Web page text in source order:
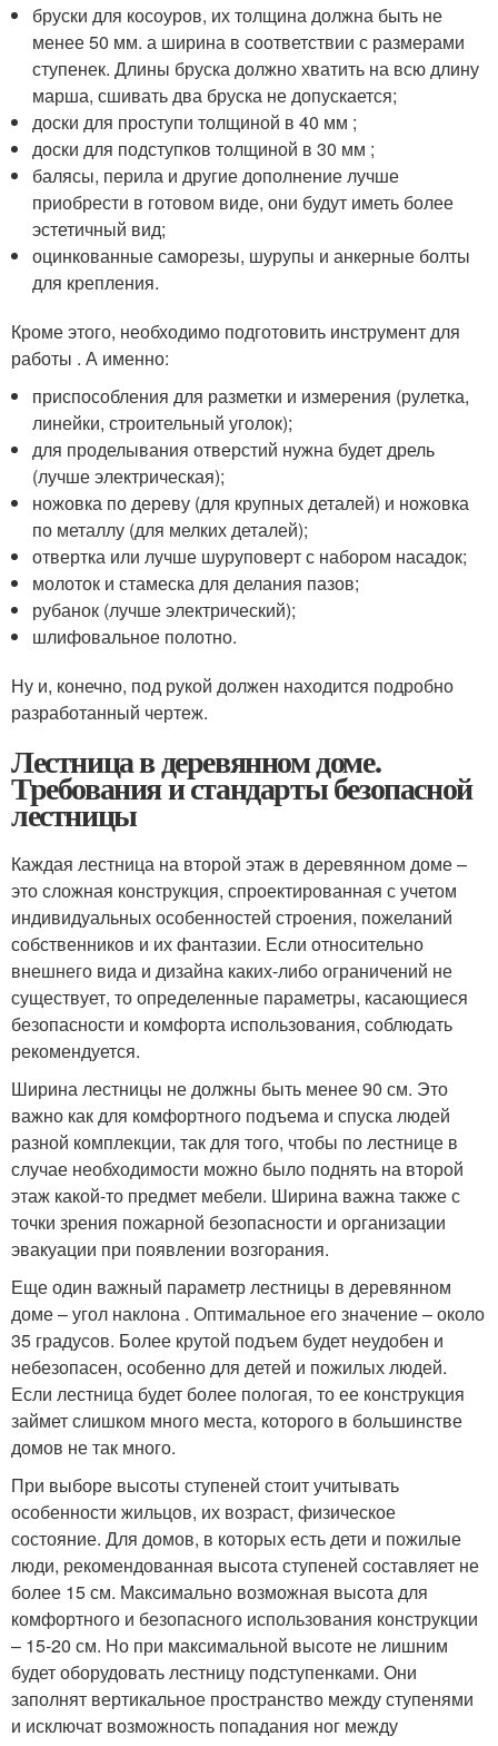
бруски для косоуров, их толщина должна быть не
менее 50 мм. а ширина в соответствии с размерами
ступенек. Длины бруска должно хватить на всю длину
марша, сшивать два бруска не допускается;
доски для проступи толщиной в 40 мм ;
доски для подступков толщиной в 30 мм ;
балясы, перила и другие дополнение лучше
приобрести в готовом виде, они будут иметь более
эстетичный вид;
оцинкованные саморезы, шурупы и анкерные болты
для крепления.
Кроме этого, необходимо подготовить инструмент для
работы . А именно:
приспособления для разметки и измерения (рулетка,
линейки, строительный уголок);
для проделывания отверстий нужна будет дрель
(лучше электрическая);
ножовка по дереву (для крупных деталей) и ножовка
по металлу (для мелких деталей);
отвертка или лучше шуруповерт с набором насадок;
молоток и стамеска для делания пазов;
рубанок (лучше электрический);
шлифовальное полотно.
Ну и, конечно, под рукой должен находится подробно
разработанный чертеж.
Лестница в деревянном доме.
Требования и стандарты безопасной
лестницы
Каждая лестница на второй этаж в деревянном доме –
это сложная конструкция, спроектированная с учетом
индивидуальных особенностей строения, пожеланий
собственников и их фантазии. Если относительно
внешнего вида и дизайна каких-либо ограничений не
существует, то определенные параметры, касающиеся
безопасности и комфорта использования, соблюдать
рекомендуется.
Ширина лестницы не должны быть менее 90 см. Это
важно как для комфортного подъема и спуска людей
разной комплекции, так для того, чтобы по лестнице в
случае необходимости можно было поднять на второй
этаж какой-то предмет мебели. Ширина важна также с
точки зрения пожарной безопасности и организации
эвакуации при появлении возгорания.
Еще один важный параметр лестницы в деревянном
доме – угол наклона . Оптимальное его значение – около
35 градусов. Более крутой подъем будет неудобен и
небезопасен, особенно для детей и пожилых людей.
Если лестница будет более пологая, то ее конструкция
займет слишком много места, которого в большинстве
домов не так много.
При выборе высоты ступеней стоит учитывать
особенности жильцов, их возраст, физическое
состояние. Для домов, в которых есть дети и пожилые
люди, рекомендованная высота ступеней составляет не
более 15 см. Максимально возможная высота для
комфортного и безопасного использования конструкции
– 15-20 см. Но при максимальной высоте не лишним
будет оборудовать лестницу подступенками. Они
заполнят вертикальное пространство между ступенями
и исключат возможность попадания ног между